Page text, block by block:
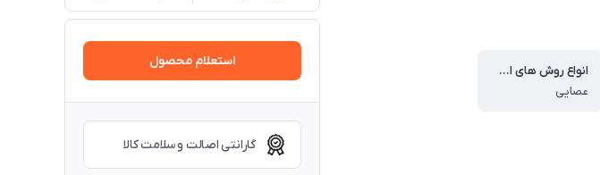
انواع روش های استفاده
عصایی
استعلام محصول
گارانتی اصالت و سلامت کالا